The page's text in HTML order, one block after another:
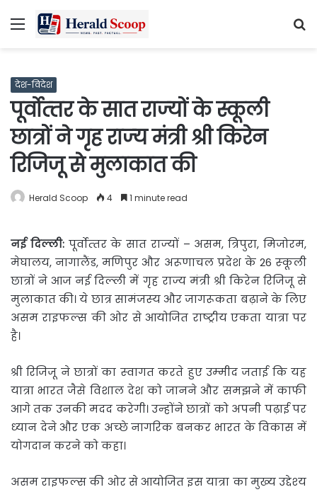
Menu
देश-विदेश
पूर्वोत्‍तर के सात राज्‍यों के स्‍कूली
छात्रों ने गृह राज्‍य मंत्री श्री किरेन
रिजिजू से मुलाकात की
Herald Scoop 4 1 minute read
नई दिल्ली: पूर्वोत्‍तर के सात राज्‍यों – असम, त्रिपुरा, मिजोरम,
मेघालय, नागालैंड, मणिपुर और अरूणाचल प्रदेश के 26 स्‍कूली
छात्रों ने आज नई दिल्‍ली में गृह राज्य मंत्री श्री किरेन रिजिजू से
मुलाकात की। ये छात्र सामंजस्‍य और जागरूकता बढ़ाने के लिए
असम राइफल्‍स की ओर से आयोजित राष्‍ट्रीय एकता यात्रा पर
है।
श्री रिजिजू ने छात्रों का स्‍वागत करते हुए उम्‍मीद जताई कि यह
यात्रा भारत जैसे विशाल देश को जानने और समझने में काफी
आगे तक उनकी मदद करेगी। उन्‍होंने छात्रों को अपनी पढ़ाई पर
ध्‍यान देने और एक अच्‍छे नागरिक बनकर भारत के विकास में
योगदान करने को कहा।
असम राइफल्‍स की ओर से आयोजित इस यात्रा का मुख्‍य उद्देश्‍य